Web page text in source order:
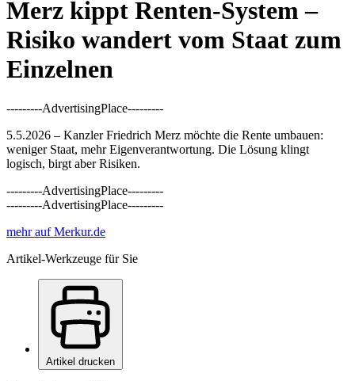
Merz kippt Renten-System –
Risiko wandert vom Staat zum
Einzelnen
---------AdvertisingPlace---------
5.5.2026 – Kanzler Friedrich Merz möchte die Rente umbauen:
weniger Staat, mehr Eigenverantwortung. Die Lösung klingt
logisch, birgt aber Risiken.
---------AdvertisingPlace---------
---------AdvertisingPlace---------
mehr auf Merkur.de
Artikel-Werkzeuge für Sie
Artikel drucken